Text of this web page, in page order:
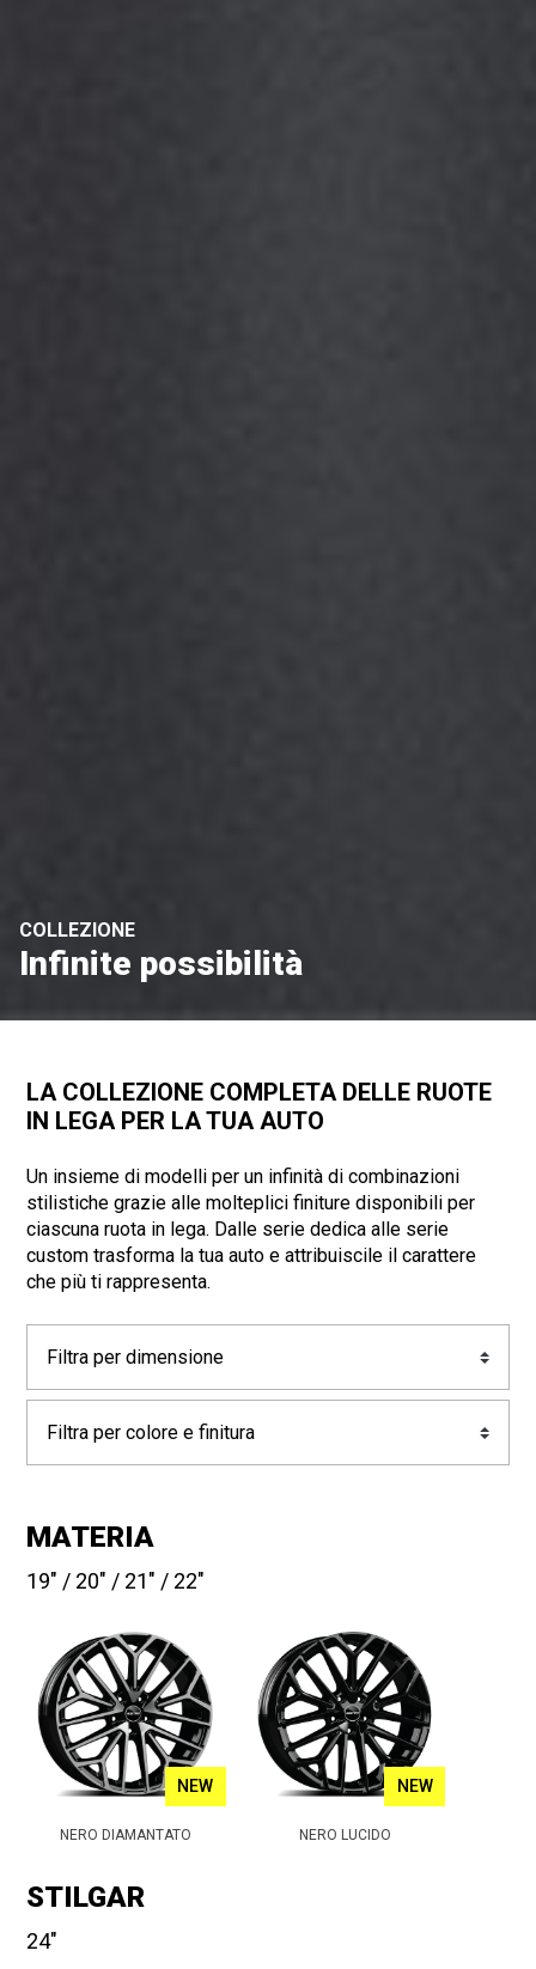
COLLEZIONE
Infinite possibilità
LA COLLEZIONE COMPLETA DELLE RUOTE
IN LEGAPER LA TUA AUTO
Un insieme di modelli per un infinità di combinazioni
stilistiche grazie alle molteplici finiture disponibili per
ciascunaruota in lega. Dalle serie dedica alle serie
custom trasforma la tua auto e attribuiscile il carattere
che più ti rappresenta.
MATERIA
19 20 21 22
NEW
NERO DIAMANTATO
NEW
NERO LUCIDO
STILGAR
24